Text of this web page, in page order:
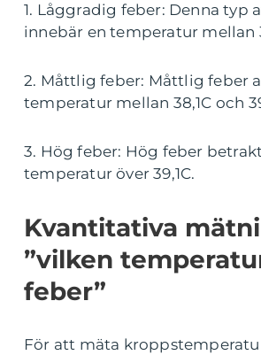
1. Låggradig feber: Denna typ
innebär en temperatur mellan
2. Måttlig feber: Måttlig feber
temperatur mellan 38,1C och
3. Hög feber: Hög feber
temperatur över 39,1C.
Kvantitativa
”vilken
feber”
För att mäta